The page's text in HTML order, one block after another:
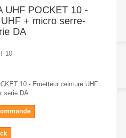
UHF POCKET 10 -
+ micro serre-
DA
10
10 - Emetteur ceinture UHF
serie DA